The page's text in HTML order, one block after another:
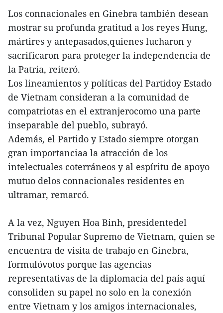
Los connacionales en Ginebra también desean
mostrar su profunda gratitud a los reyes Hung,
mártires y antepasados,quienes lucharon y
sacrificaron para proteger la independencia de
la Patria, reiteró.
Los lineamientos y políticas del Partidoy Estado
de Vietnam consideran a la comunidad de
compatriotas en el extranjerocomo una parte
inseparable del pueblo, subrayó.
Además, el Partido y Estado siempre otorgan
gran importanciaa la atracción de los
intelectuales coterráneos y al espíritu de apoyo
mutuo delos connacionales residentes en
ultramar, remarcó.
A la vez, Nguyen Hoa Binh, presidentedel
Tribunal Popular Supremo de Vietnam, quien se
encuentra de visita de trabajo en Ginebra,
formulóvotos porque las agencias
representativas de la diplomacia del país aquí
consoliden su papel no solo en la conexión
entre Vietnam y los amigos internacionales,